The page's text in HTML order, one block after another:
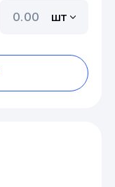
шт